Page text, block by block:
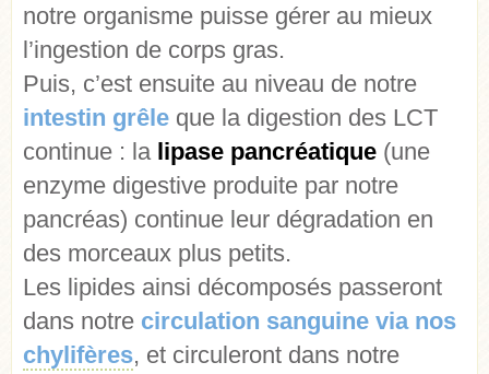
notre organisme puisse gérer au mieux
l’ingestion de corps gras.
Puis, c’est ensuite au niveau de notre
intestin grêle que la digestion des LCT
continue : la lipase pancréatique (une
enzyme digestive produite par notre
pancréas) continue leur dégradation en
des morceaux plus petits.
Les lipides ainsi décomposés passeront
dans notre circulation sanguine via nos
chylifères, et circuleront dans notre